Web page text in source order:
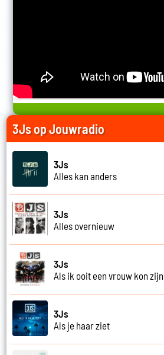
3Js op Jouwradio
3Js
Alles kan anders
3Js
Alles overnieuw
3Js
Als ik ooit een vrouw kon zijn
3Js
Als je haar ziet